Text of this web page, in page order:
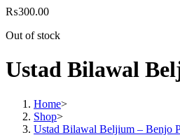
₨300.00
Out of stock
Ustad Bilawal
Home>
Shop>
Ustad Bilawal Beljium – Benjo